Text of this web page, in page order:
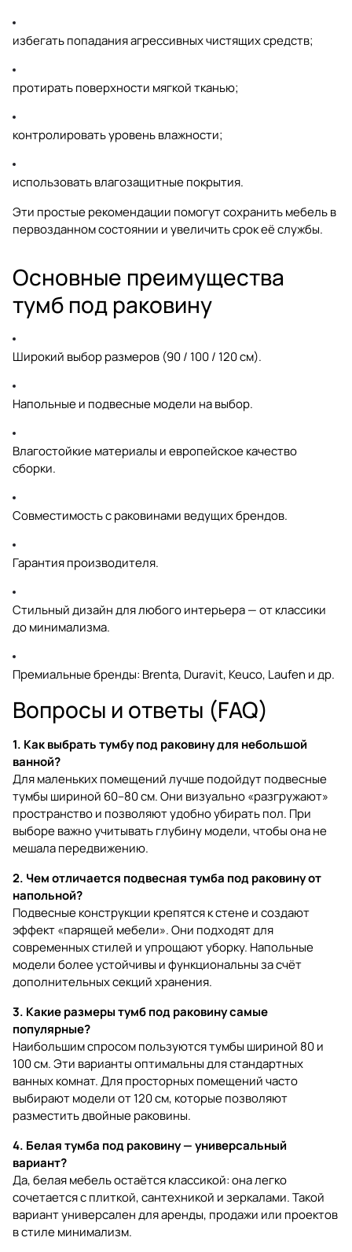
избегать попадания агрессивных чистящих средств;
протирать поверхности мягкой тканью;
контролировать уровень влажности;
использовать влагозащитные покрытия.
Эти простые рекомендации помогут сохранить мебель в
первозданном состоянии и увеличить срок её службы.
Основные преимущества
тумб под раковину
Широкий выбор размеров (90/ 100/ 120см).
Напольныеи подвесныемодели на выбор.
Влагостойкие материалы и европейское качество
сборки.
Совместимость с раковинами ведущих брендов.
Гарантия производителя.
Стильный дизайн для любого интерьера — от классики
до минимализма.
Премиальные бренды: Brenta, Duravit, Keuco, Laufen и др.
Вопросы и ответы (FAQ)
1. Как выбрать тумбу под раковину для небольшой
ванной?
Для маленьких помещений лучше подойдут подвесные
тумбы шириной 60–80 см. Они визуально «разгружают»
пространство и позволяют удобно убирать пол. При
выборе важно учитывать глубину модели, чтобы она не
мешала передвижению.
2. Чем отличается подвесная тумба под раковину от
напольной?
Подвесные конструкции крепятся к стене и создают
эффект «парящей мебели». Они подходят для
современных стилей и упрощают уборку. Напольные
модели более устойчивы и функциональны за счёт
дополнительных секций хранения.
3. Какие размеры тумб под раковину самые
популярные?
Наибольшим спросом пользуются тумбы шириной 80 и
100 см. Эти варианты оптимальны для стандартных
ванных комнат. Для просторных помещений часто
выбирают модели от 120 см, которые позволяют
разместить двойные раковины.
4. Белая тумба под раковину — универсальный
вариант?
Да, белая мебель остаётся классикой: она легко
сочетается с плиткой, сантехникой и зеркалами. Такой
вариант универсален для аренды, продажи или проектов
в стиле минимализм.